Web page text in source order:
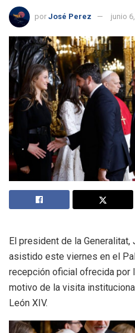
por José Perez junio
El president de la
asistido este viernes en el
recepción oficial ofrecida por
motivo de la visita
León XIV.